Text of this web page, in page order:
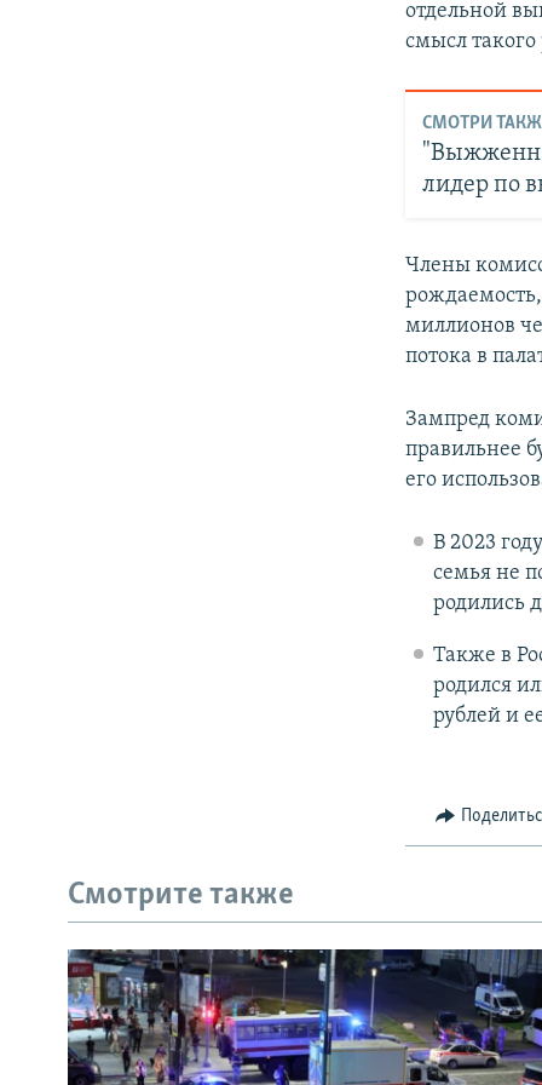
отдельной
смысл
СМОТРИ
лидер по
Члены
миллионов
потока в
Зампред
правильнее
его
В 2023
семья не
родились
Также в
родился
рублей и
Смотрите также